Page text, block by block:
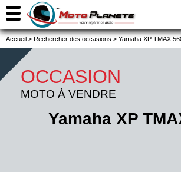
Accueil > Rechercher des occasions > Yamaha XP TMAX
OCCASION
MOTO À VENDRE
Yamaha XP